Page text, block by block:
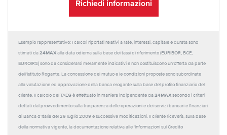
Richiedi informazioni
Esempio rappresentativo: I calcoli riportati relativi a rate, interessi, capitale e durata sono
stimati da 24MAX alla data odierna sulla base dei tassi di riferimento (EURIBOR, BCE,
EUROIRS) sono da considerarsi meramente indicativi e non costituiscono un'offerta da parte
dell'Istituto Rogante. La concessione del mutuo e le condizioni proposte sono subordinate
alla valutazione ed approvazione della banca erogante sulla base del profilo finanziario del
cliente. Il calcolo del TAEG è effettuato in maniera indipendente da 24MAX secondo i criteri
dettati dal provvedimento sulla trasparenza delle operazioni e dei servizi bancari e finanziari
di Banca d'Italia del 29 luglio 2009 e successive modificazioni. Il cliente riceverà, sulla base
della normativa vigente, la documentazione relativa alle 'Informazioni sul Credito